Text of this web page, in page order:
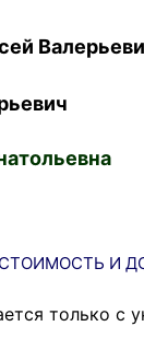
СТОИМОСТЬ И
только с